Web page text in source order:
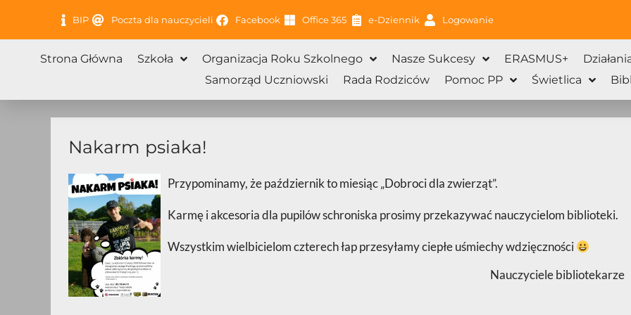
BIP Poczta dla nauczycieli Facebook Office 365 e-Dziennik Logowanie
Strona Główna Szkoła Organizacja Roku Szkolnego Nasze Sukcesy ERASMUS+
Samorząd Uczniowski
Rada Rodziców Pomoc PP Świetlica
Nakarm psiaka!
Przypominamy, że październik to miesiąc „Dobroci dla zwierząt”.
Karmę i akcesoria dla pupilów schroniska prosimy przekazywać nauczycielom biblioteki.
Wszystkim wielbicielom czterech łap przesyłamy ciepłe uśmiechy wdzięczności
Nauczyciele bibliotekarze